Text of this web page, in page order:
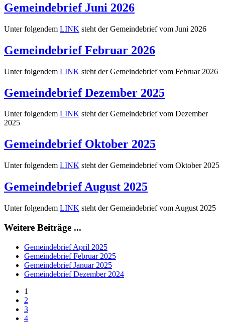
Gemeindebrief Juni 2026
Unter folgendem LINK steht der Gemeindebrief vom Juni 2026
Gemeindebrief Februar 2026
Unter folgendem LINK steht der Gemeindebrief vom Februar 2026
Gemeindebrief Dezember 2025
Unter folgendem LINK steht der Gemeindebrief vom Dezember
2025
Gemeindebrief Oktober 2025
Unter folgendem LINK steht der Gemeindebrief vom Oktober 2025
Gemeindebrief August 2025
Unter folgendem LINK steht der Gemeindebrief vom August 2025
Weitere Beiträge ...
Gemeindebrief April 2025
Gemeindebrief Februar 2025
Gemeindebrief Januar 2025
Gemeindebrief Dezember 2024
1
2
3
4